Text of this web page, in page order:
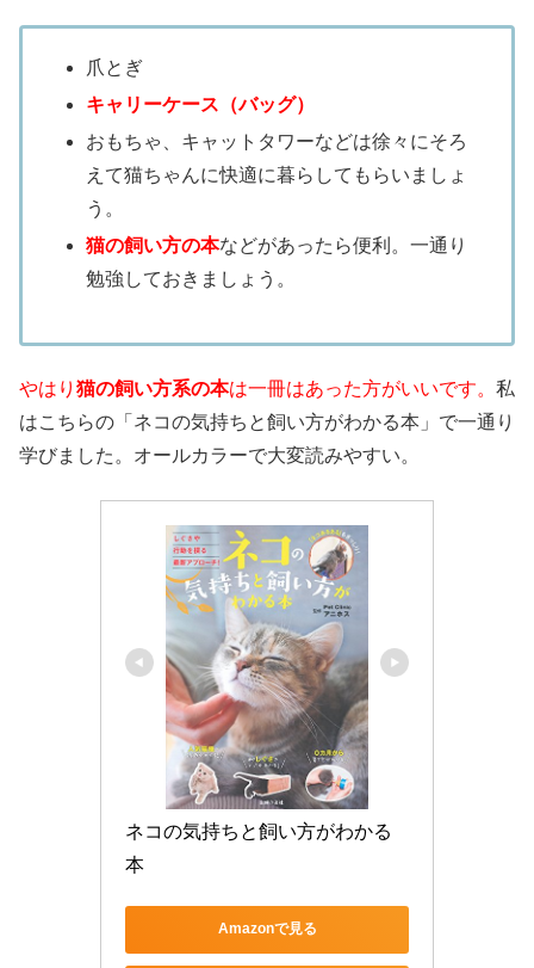
爪とぎ
キャリーケース（バッグ）
おもちゃ、キャットタワーなどは徐々にそろ
えて猫ちゃんに快適に暮らしてもらいましょ
う。
猫の飼い方の本などがあったら便利。一通り
勉強しておきましょう。
やはり 猫の飼い方系の本は一冊はあった方がいいです。 私
はこちらの「ネコの気持ちと飼い方がわかる本」で一通り
学びました。オールカラーで大変読みやすい。
ネコの気持ちと飼い方がわかる
本
Amazonで見る